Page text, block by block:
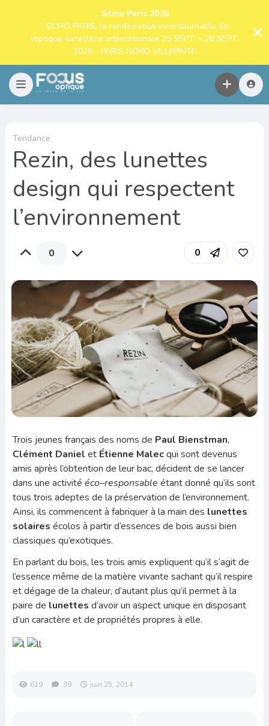
Silmo Paris 2026
: SILMO PARIS, le rendez-vous incontournable de
l’optique-lunetterie internationale 25 SEPT. > 28 SEPT.
2026 - PARIS NORD VILLEPINTE
Tendance
Rezin, des lunettes
design qui respectent
l’environnement
0 0
Trois jeunes français des noms de Paul Bienstman,
Clément Daniel et Étienne Malecqui sont devenus
amis après l’obtention de leur bac, décident de se lancer
dans une activité éco–responsable étant donné qu’ils sont
tous trois adeptes de la préservation de l’environnement.
Ainsi, ils commencent à fabriquer à la main des lunettes
solaires écolos à partir d’essences de bois aussi bien
classiques qu’exotiques.
En parlant du bois, les trois amis expliquent qu’il s’agit de
l’essence même de la matière vivante sachant qu’il respire
et dégage de la chaleur, d’autant plus qu’il permet à la
paire de lunettes d’avoir un aspect unique en disposant
d’un caractère et de propriétés propres à elle.
619 39 juin 25, 2014